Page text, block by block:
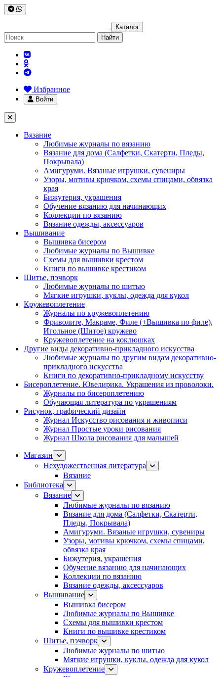
Каталог
Найти
Избранное
Войти
Вязание
Любимые журналы по вязанию
Вязание для дома (Салфетки, Скатерти, Пледы,
Покрывала)
Амигуруми. Вязаные игрушки, сувениры
Узоры, мотивы крючком, схемы спицами, обвязка
края
Бижутерия, украшения
Обучение вязанию для начинающих
Коллекции по вязанию
Вязание одежды, аксессуаров
Вышивание
Вышивка бисером
Любимые журналы по Вышивке
Схемы для вышивки крестом
Книги по вышивке крестиком
Шитье, пэчворк
Любимые журналы по шитью
Мягкие игрушки, куклы, одежда для кукол
Кружевоплетение
Журналы по кружевоплетению
Фриволите, Макраме, Филе (+Вышивка по филе),
Игольное (Шитое) кружево
Кружевоплетение на коклюшках
Другие виды декоративно-прикладного искусства
Любимые журналы по другим видам декоративно-
прикладного искусства
Книги по декоративно-прикладному искусству
Бисероплетение. Ювелирика. Украшения из проволоки.
Журналы по бисероплетению
Обучающая литература по украшениям
Рисунок, графический дизайн
Журнал Искусство рисования и живописи
Журнал Простые уроки рисования
Журнал Школа рисования для малышей
Магазин
Нехудожественная литература
Вязание
Библиотека
Вязание
Любимые журналы по вязанию
Вязание для дома (Салфетки, Скатерти,
Пледы, Покрывала)
Амигуруми. Вязаные игрушки, сувениры
Узоры, мотивы крючком, схемы спицами,
обвязка края
Бижутерия, украшения
Обучение вязанию для начинающих
Коллекции по вязанию
Вязание одежды, аксессуаров
Вышивание
Вышивка бисером
Любимые журналы по Вышивке
Схемы для вышивки крестом
Книги по вышивке крестиком
Шитье, пэчворк
Любимые журналы по шитью
Мягкие игрушки, куклы, одежда для кукол
Кружевоплетение